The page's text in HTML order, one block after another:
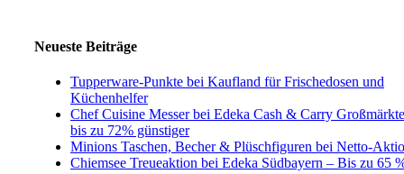
Neueste Beiträge
Tupperware-Punkte bei Kaufland für Frischedosen und
Küchenhelfer
Chef Cuisine Messer bei Edeka Cash & Carry
bis zu 72% günstiger
Minions Taschen, Becher & Plüschfiguren bei Netto-
Chiemsee Treueaktion bei Edeka Südbayern – Bis zu 65